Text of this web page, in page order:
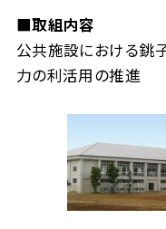
■取組内容
公共施設における銚
力の利活用の推進